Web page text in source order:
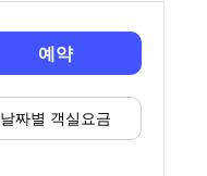
예약
날짜별 객실요금